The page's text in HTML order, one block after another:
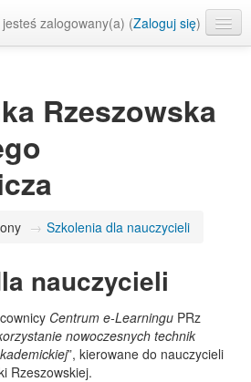
jesteś zalogowany(a) (Zaloguj się)
Rzeszowska
→ Szkolenia dla nauczycieli
nauczycieli
Centrum e-Learningu PRz
nowoczesnych technik
”, kierowane do nauczycieli
Rzeszowskiej.